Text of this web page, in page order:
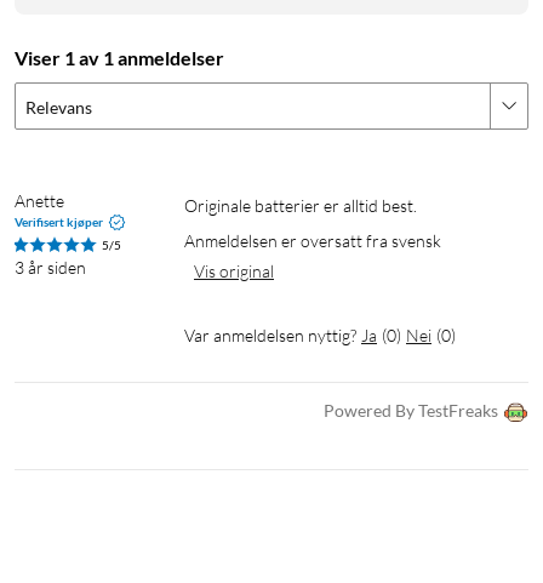
Viser 1 av 1 anmeldelser
Relevans
Anette
Verifisert kjøper
5/5
3 år siden
Originale batterier er alltid best.
Anmeldelsen er oversatt fra svensk
Vis original
Var anmeldelsen nyttig? Ja (0) Nei (0)
Powered By TestFreaks